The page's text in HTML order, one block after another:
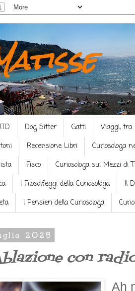
Dog Sitter Gatti
Viaggi, tra
Recensione Libri
Curiosologa
Fisco
Curiosologa sui Mezzi di
I Filosolfeggi della Curiosologa
Il
I Pensieri della Curiosologa
2025
con
Ah